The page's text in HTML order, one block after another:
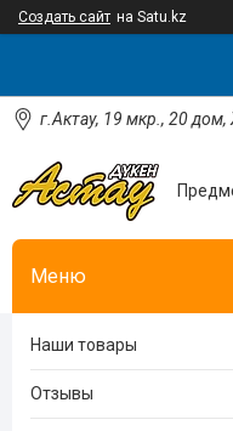
Создать сайт на Satu.kz
г.Актау, 19 мкр., 20
Наши товары
Отзывы